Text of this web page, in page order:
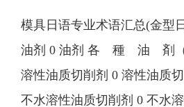
模具日语专业术语汇总(金型
油剂 0 油剂 各 種 油 剤
溶性油质切削剂 0 溶性油质
不水溶性油质切削剂 0 不水